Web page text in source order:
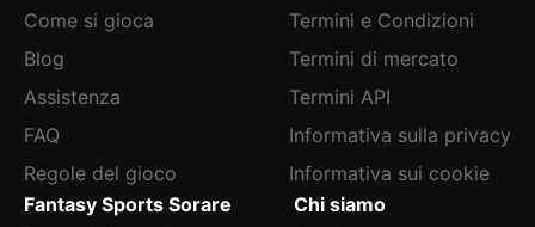
Come si gioca
Blog
Assistenza
FAQ
Regole del gioco
Termini e Condizioni
Termini di mercato
Termini API
Informativa sulla privacy
Informativa sui cookie
Fantasy Sports Sorare
Chi siamo